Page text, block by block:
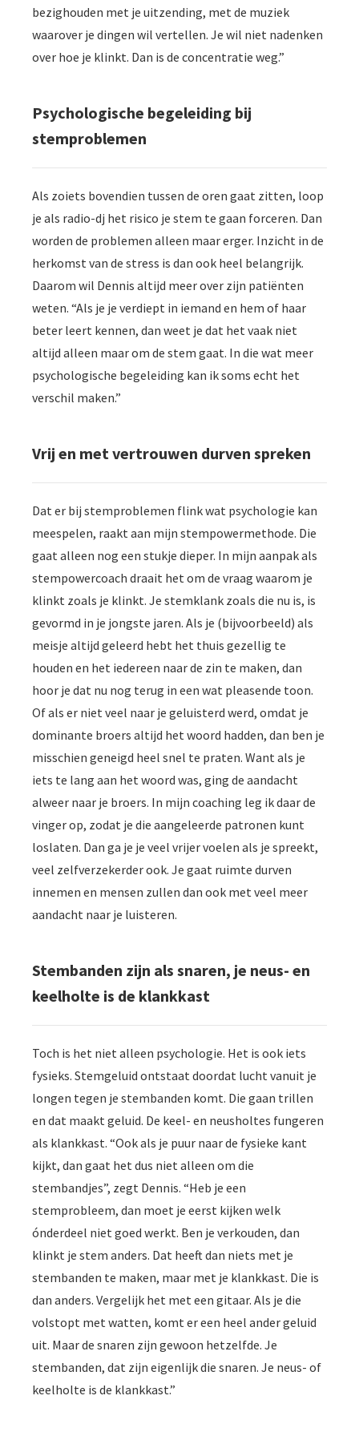
bezighouden met je uitzending, met de muziek
waarover je dingen wil vertellen. Je wil niet nadenken
over hoe je klinkt. Dan is de concentratie weg.”
Psychologische begeleiding bij
stemproblemen
Als zoiets bovendien tussen de oren gaat zitten, loop
je als radio-dj het risico je stem te gaan forceren. Dan
worden de problemen alleen maar erger. Inzicht in de
herkomst van de stress is dan ook heel belangrijk.
Daarom wil Dennis altijd meer over zijn patiënten
weten. “Als je je verdiept in iemand en hem of haar
beter leert kennen, dan weet je dat het vaak niet
altijd alleen maar om de stem gaat. In die wat meer
psychologische begeleiding kan ik soms echt het
verschil maken.”
Vrij en met vertrouwen durven spreken
Dat er bij stemproblemen flink wat psychologie kan
meespelen, raakt aan mijn stempowermethode. Die
gaat alleen nog een stukje dieper. In mijn aanpak als
stempowercoach draait het om de vraag waarom je
klinkt zoals je klinkt. Je stemklank zoals die nu is, is
gevormd in je jongste jaren. Als je (bijvoorbeeld) als
meisje altijd geleerd hebt het thuis gezellig te
houden en het iedereen naar de zin te maken, dan
hoor je dat nu nog terug in een wat pleasende toon.
Of als er niet veel naar je geluisterd werd, omdat je
dominante broers altijd het woord hadden, dan ben je
misschien geneigd heel snel te praten. Want als je
iets te lang aan het woord was, ging de aandacht
alweer naar je broers. In mijn coaching leg ik daar de
vinger op, zodat je die aangeleerde patronen kunt
loslaten. Dan ga je je veel vrijer voelen als je spreekt,
veel zelfverzekerder ook. Je gaat ruimte durven
innemen en mensen zullen dan ook met veel meer
aandacht naar je luisteren.
Stembanden zijn als snaren, je neus- en
keelholte is de klankkast
Toch is het niet alleen psychologie. Het is ook iets
fysieks. Stemgeluid ontstaat doordat lucht vanuit je
longen tegen je stembanden komt. Die gaan trillen
en dat maakt geluid. De keel- en neusholtes fungeren
als klankkast. “Ook als je puur naar de fysieke kant
kijkt, dan gaat het dus niet alleen om die
stembandjes”, zegt Dennis. “Heb je een
stemprobleem, dan moet je eerst kijken welk
ónderdeel niet goed werkt. Ben je verkouden, dan
klinkt je stem anders. Dat heeft dan niets met je
stembanden te maken, maar met je klankkast. Die is
dan anders. Vergelijk het met een gitaar. Als je die
volstopt met watten, komt er een heel ander geluid
uit. Maar de snaren zijn gewoon hetzelfde. Je
stembanden, dat zijn eigenlijk die snaren. Je neus- of
keelholte is de klankkast.”